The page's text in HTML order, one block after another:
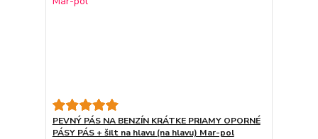
PEVNÝ PÁS NA BENZÍN KRÁTKE PRIAMY OPORNÉ
PÁSY PÁS + šilt na hlavu (na hlavu) Mar-pol